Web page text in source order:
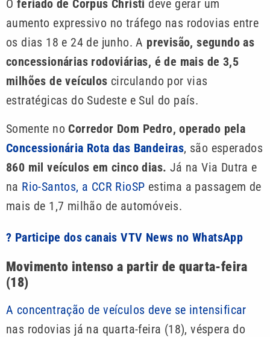
O feriado de Corpus Christi deve gerar um
aumento expressivo no tráfego nas rodovias entre
os dias 18 e 24 de junho. A previsão, segundo as
concessionárias rodoviárias, é de mais de 3,5
milhões de veículos circulando por vias
estratégicas do Sudeste e Sul do país.
Somente no Corredor Dom Pedro, operado pela
Concessionária Rota das Bandeiras, são esperados
860 mil veículos em cinco dias. Já na Via Dutra e
na Rio-Santos, a CCR RioSP estima a passagem de
mais de 1,7 milhão de automóveis.
? Participe dos canais VTV News no WhatsApp
Movimento intenso a partir de quarta-feira
(18)
A concentração de veículos deve se intensificar
nas rodovias já na quarta-feira (18), véspera do